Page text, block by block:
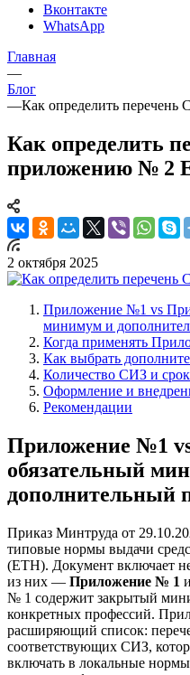
Вконтакте
WhatsApp
Главная
—
Блог
—Как определить
Как определить
приложению № 2
2 октября 2025
Приложение №1 vs
минимум и
Когда применять
Как выбрать
Количество СИЗ и
Оформление и
Рекомендации
Приложение №1
обязательный
дополнительный
Приказ Минтруда от
типовые нормы выдачи
(ЕТН). Документ включает
из них — Приложение № 1 и
№ 1 содержит закрытый
конкретных профессий.
расширяющий список:
соответствующих СИЗ,
включать в локальные нормы